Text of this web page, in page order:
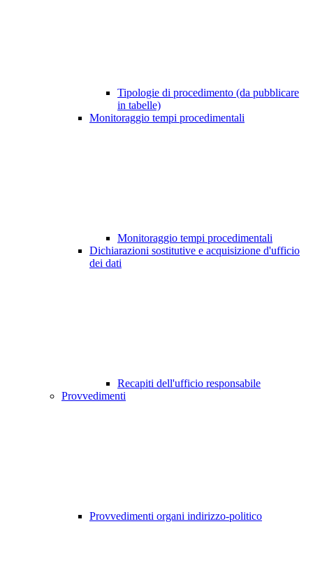
Tipologie di procedimento (da pubblicare
in tabelle)
Monitoraggio tempi procedimentali
Monitoraggio tempi procedimentali
Dichiarazioni sostitutive e acquisizione d'ufficio
dei dati
Recapiti dell'ufficio responsabile
Provvedimenti
Provvedimenti organi indirizzo-politico